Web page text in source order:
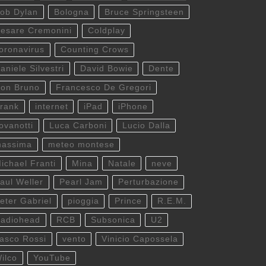
Dylan Bologna Bruce Springsteen
Cremonini Coldplay
Counting Crows
Silvestri David Bowie Dente
Bruno Francesco De Gregori
internet iPad iPhone
Luca Carboni Lucio Dalla
meteo montese
Franti Mina Natale neve
Weller Pearl Jam Perturbazione
Gabriel pioggia Prince R.E.M.
RCB Subsonica U2
Rossi vento Vinicio Capossela
YouTube